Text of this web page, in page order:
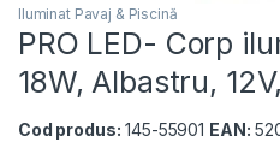
Iluminat Pavaj & Piscină
PRO LED- Corp
18W, Albastru,
Cod produs: 145-55901 EAN: